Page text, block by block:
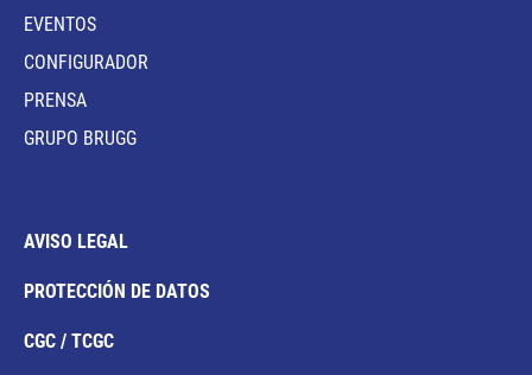
EVENTOS
CONFIGURADOR
PRENSA
GRUPO BRUGG
AVISO LEGAL
PROTECCIÓN DE DATOS
CGC / TCGC